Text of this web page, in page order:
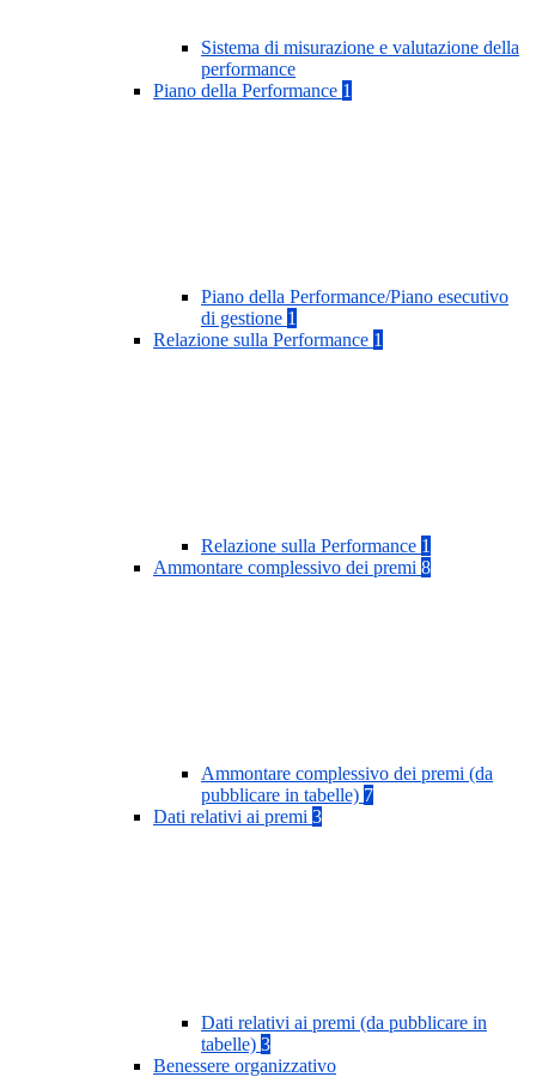
Sistema di misurazione e valutazione della
performance
Piano della Performance 1
Piano della Performance/Piano esecutivo
di gestione 1
Relazione sulla Performance 1
Relazione sulla Performance 1
Ammontare complessivo dei premi 8
Ammontare complessivo dei premi (da
pubblicare in tabelle) 7
Dati relativi ai premi 3
Dati relativi ai premi (da pubblicare in
tabelle) 3
Benessere organizzativo